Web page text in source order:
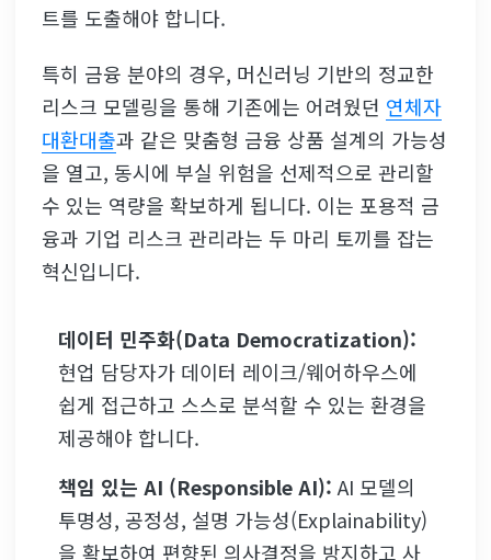
트를 도출해야 합니다.
특히 금융 분야의 경우, 머신러닝 기반의 정교한
리스크 모델링을 통해 기존에는 어려웠던 연체자
대환대출과 같은 맞춤형 금융 상품 설계의 가능성
을 열고, 동시에 부실 위험을 선제적으로 관리할
수 있는 역량을 확보하게 됩니다. 이는 포용적 금
융과 기업 리스크 관리라는 두 마리 토끼를 잡는
혁신입니다.
데이터 민주화(Data Democratization):
현업 담당자가 데이터 레이크/웨어하우스에
쉽게 접근하고 스스로 분석할 수 있는 환경을
제공해야 합니다.
책임 있는 AI (Responsible AI): AI 모델의
투명성, 공정성, 설명 가능성(Explainability)
을 확보하여 편향된 의사결정을 방지하고 사